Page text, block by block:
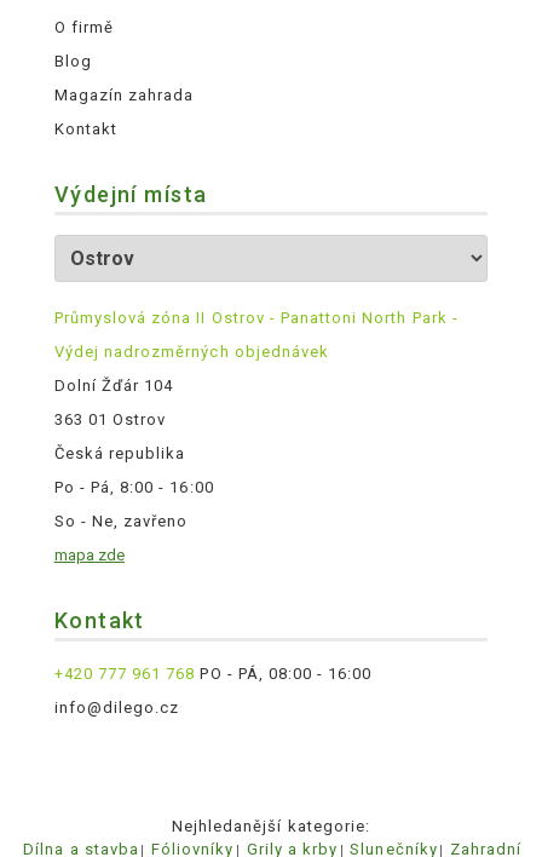
O firmě
Blog
Magazín zahrada
Kontakt
Výdejní místa
Průmyslová zóna II Ostrov - Panattoni North Park -
Výdej nadrozměrných objednávek
Dolní Žďár 104
363 01 Ostrov
Česká republika
Po - Pá, 8:00 - 16:00
So - Ne, zavřeno
mapa zde
Kontakt
+420 777 961 768 PO - PÁ, 08:00 - 16:00
info@dilego.cz
Nejhledanější kategorie:
Dílna a stavba
Fóliovníky Grily a krby Slunečníky Zahradní